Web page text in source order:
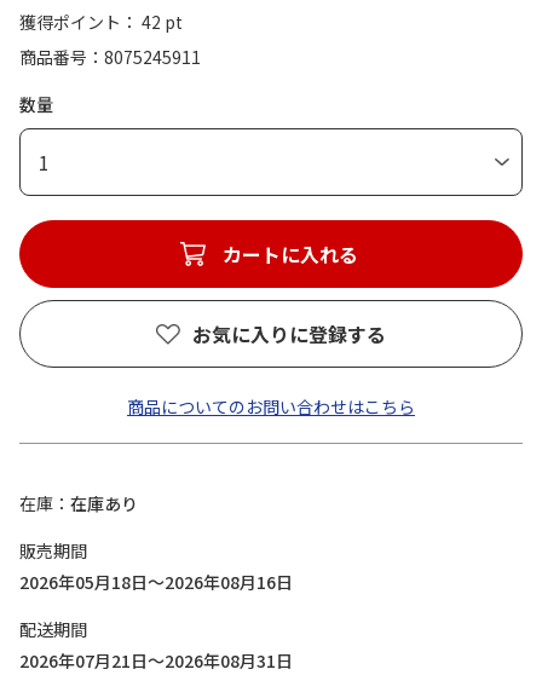
獲得ポイント： 42 pt
商品番号
8075245911
数量
1
カートに入れる
お気に入りに登録する
商品についてのお問い合わせはこちら
在庫
在庫あり
販売期間
2026年05月18日～2026年08月16日
配送期間
2026年07月21日～2026年08月31日